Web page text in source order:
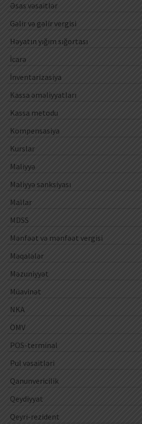
Əsas vəsaitlər
Gəlir və gəlir vergisi
Həyatın yığım sığortası
İcarə
İnventarizasiya
Kassa əməliyyatları
Kassa metodu
Kompensasiya
Kurslar
Maliyyə
Maliyyə sanksiyası
Mallar
MDSS
Mənfəət və mənfəət vergisi
Məqalələr
Məzuniyyət
Müavinət
NKA
ÖMV
POS-terminal
Pul vəsaitləri
Qanunvericilik
Qeydiyyat
Qeyri-rezident